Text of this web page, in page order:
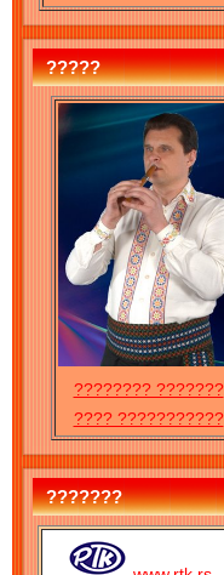
?????
???????? ???????
???? ???????????
???????